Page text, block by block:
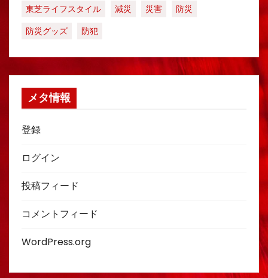
東芝ライフスタイル
減災 災害
防災
防災グッズ
防犯
メタ情報
登録
ログイン
投稿フィード
コメントフィード
WordPress.org